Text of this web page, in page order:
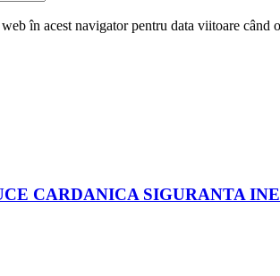
în acest navigator pentru data viitoare când
CARDANICA SIGURANTA